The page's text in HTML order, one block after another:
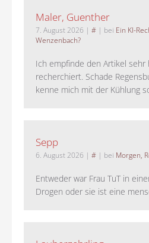
Maler, Guenther
7. August 2026 | # | bei Ein KI-
Wenzenbach?
Ich empfinde den Artikel sehr
recherchiert. Schade
kenne mich mit der Kühlung
Sepp
6. August 2026 | # | bei Morgen,
Entweder war Frau TuT in
Drogen oder sie ist eine